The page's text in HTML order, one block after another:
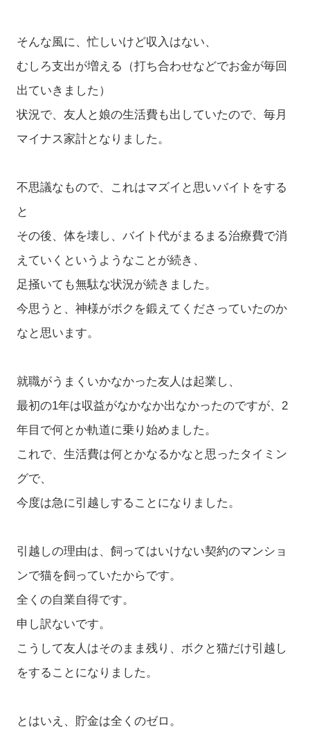
そんな風に、忙しいけど収入はない、
むしろ支出が増える（打ち合わせなどでお金が毎回
出ていきました）
状況で、友人と娘の生活費も出していたので、毎月
マイナス家計となりました。
不思議なもので、これはマズイと思いバイトをする
と
その後、体を壊し、バイト代がまるまる治療費で消
えていくというようなことが続き、
足掻いても無駄な状況が続きました。
今思うと、神様がボクを鍛えてくださっていたのか
なと思います。
就職がうまくいかなかった友人は起業し、
最初の1年は収益がなかなか出なかったのですが、2
年目で何とか軌道に乗り始めました。
これで、生活費は何とかなるかなと思ったタイミン
グで、
今度は急に引越しすることになりました。
引越しの理由は、飼ってはいけない契約のマンショ
ンで猫を飼っていたからです。
全くの自業自得です。
申し訳ないです。
こうして友人はそのまま残り、ボクと猫だけ引越し
をすることになりました。
とはいえ、貯金は全くのゼロ。